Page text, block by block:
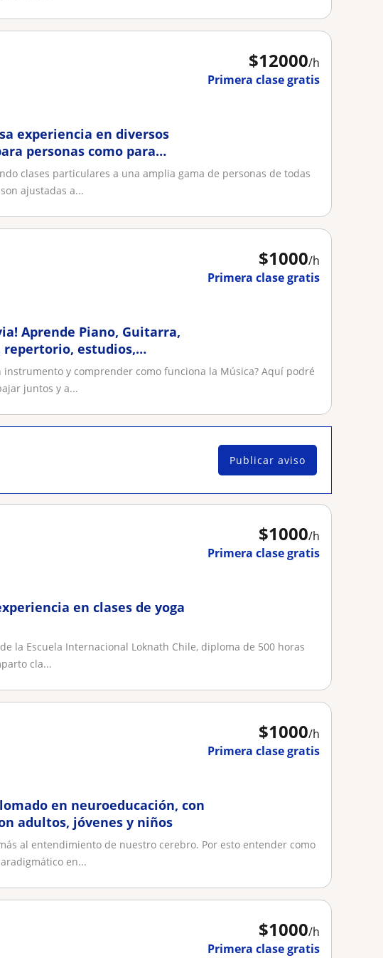
$12000/h
Primera clase gratis
experiencia en diversos
personas como para
clases particulares a una amplia gama de personas de todas
ajustadas a...
$1000/h
Primera clase gratis
Aprende Piano, Guitarra,
repertorio, estudios,
y comprender como funciona la Música? Aquí podré
juntos y a...
Publicar aviso
$1000/h
Primera clase gratis
en clases de yoga
la Escuela Internacional Loknath Chile, diploma de 500 horas
cla...
$1000/h
Primera clase gratis
en neuroeducación, con
adultos, jóvenes y niños
al entendimiento de nuestro cerebro. Por esto entender como
en...
$1000/h
Primera clase gratis